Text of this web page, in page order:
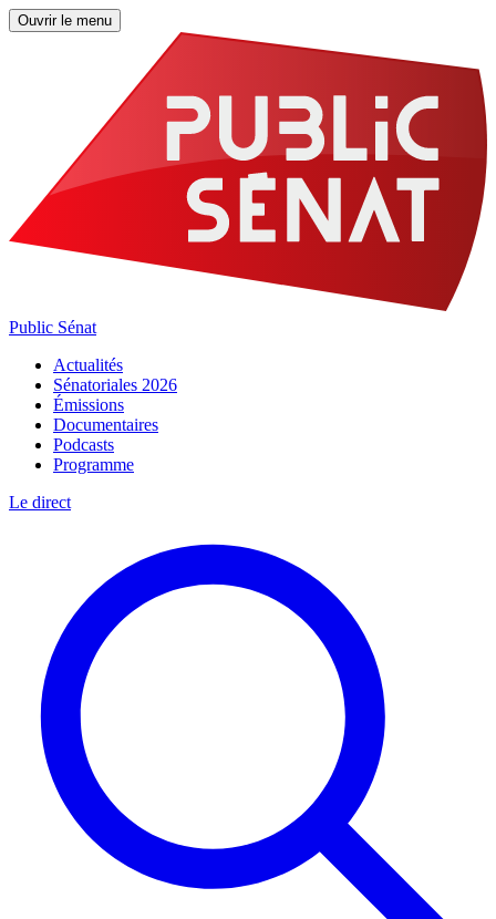
Ouvrir le menu
Public Sénat
Actualités
Sénatoriales 2026
Émissions
Documentaires
Podcasts
Programme
Le direct